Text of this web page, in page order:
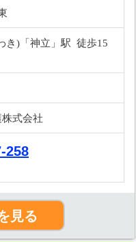
き)「神立」駅 徒歩15
式会社
258
見る